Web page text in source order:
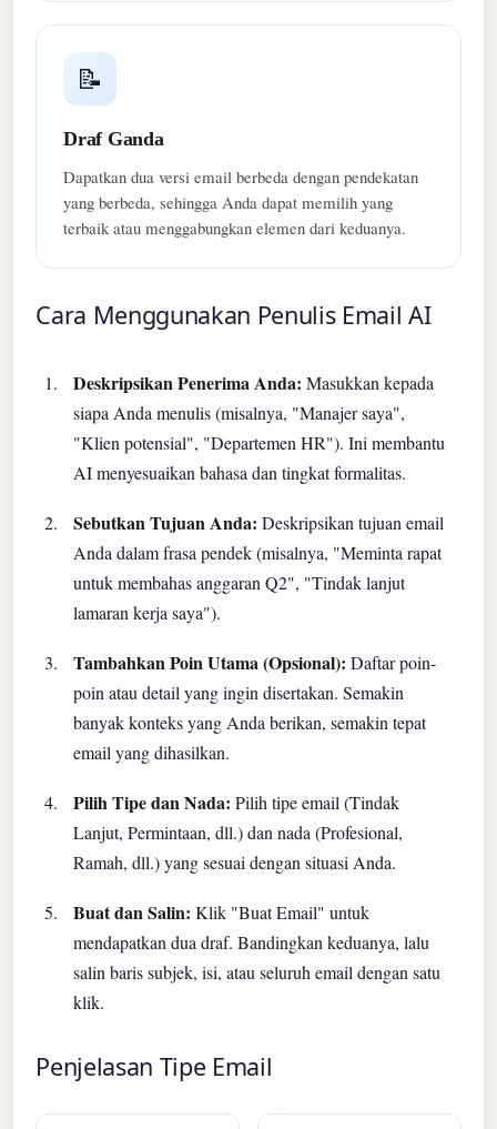
📝
Draf Ganda
Dapatkan dua versi email berbeda dengan pendekatan
yang berbeda, sehingga Anda dapat memilih yang
terbaik atau menggabungkan elemen dari keduanya.
Cara Menggunakan Penulis Email AI
Deskripsikan Penerima Anda: Masukkan kepada
siapa Anda menulis (misalnya, "Manajer saya",
"Klien potensial", "Departemen HR"). Ini membantu
AI menyesuaikan bahasa dan tingkat formalitas.
Sebutkan Tujuan Anda: Deskripsikan tujuan email
Anda dalam frasa pendek (misalnya, "Meminta rapat
untuk membahas anggaran Q2", "Tindak lanjut
lamaran kerja saya").
Tambahkan Poin Utama (Opsional): Daftar poin-
poin atau detail yang ingin disertakan. Semakin
banyak konteks yang Anda berikan, semakin tepat
email yang dihasilkan.
Pilih Tipe dan Nada: Pilih tipe email (Tindak
Lanjut, Permintaan, dll.) dan nada (Profesional,
Ramah, dll.) yang sesuai dengan situasi Anda.
Buat dan Salin: Klik "Buat Email" untuk
mendapatkan dua draf. Bandingkan keduanya, lalu
salin baris subjek, isi, atau seluruh email dengan satu
klik.
Penjelasan Tipe Email